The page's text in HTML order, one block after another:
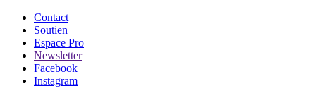
Contact
Soutien
Espace Pro
Newsletter
Facebook
Instagram